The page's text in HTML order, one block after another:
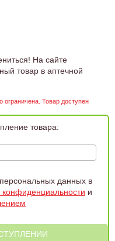
На сайте
товар в аптечной
Товар доступен
товара:
данных в
конфиденциальности и